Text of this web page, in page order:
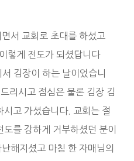
서 교회로 초대를 하셨고
렇게 전도가 되셨답니다
김장이 하는 날이었습니
리시고 점심은 물론 김장 김
시고 가셨습니다. 교회는 절
를 강하게 거부하셨던 분이
해지셨고 마침 한 자매님의